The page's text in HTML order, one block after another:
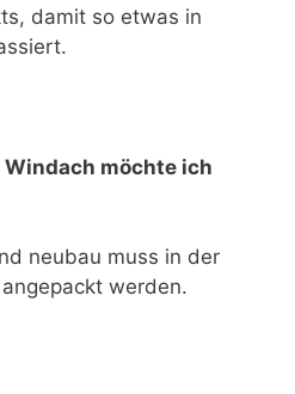
damit so etwas in
möchte ich
neubau muss in der
werden.